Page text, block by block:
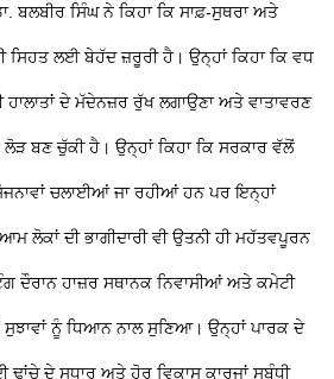
ਬਲਬੀਰ ਸਿੰਘ ਨੇ ਕਿਹਾ ਕਿ ਸਾਫ਼-ਸੁਥਰਾ ਅਤੇ
ਸਿਹਤ ਲਈ ਬੇਹੱਦ ਜ਼ਰੂਰੀ ਹੈ। ਉਨ੍ਹਾਂ ਕਿਹਾ ਕਿ ਵਧ
ਦੇ ਮੱਦੇਨਜ਼ਰ ਰੁੱਖ ਲਗਾਉਣਾ ਅਤੇ ਵਾਤਾਵਰਣ
ਬਣ ਚੁੱਕੀ ਹੈ। ਉਨ੍ਹਾਂ ਕਿਹਾ ਕਿ ਸਰਕਾਰ ਵੱਲੋਂ
ਚਲਾਈਆਂ ਜਾ ਰਹੀਆਂ ਹਨ ਪਰ ਇਨ੍ਹਾਂ
ਲੋਕਾਂ ਦੀ ਭਾਗੀਦਾਰੀ ਵੀ ਉਤਨੀ ਹੀ ਮਹੱਤਵਪੂਰਨ
ਦੌਰਾਨ ਹਾਜ਼ਰ ਸਥਾਨਕ ਨਿਵਾਸੀਆਂ ਅਤੇ ਕਮੇਟੀ
ਨੂੰ ਧਿਆਨ ਨਾਲ ਸੁਣਿਆ। ਉਨ੍ਹਾਂ ਪਾਰਕ ਦੇ
ਦੇ ਸੁਧਾਰ ਅਤੇ ਹੋਰ ਵਿਕਾਸ ਕਾਰਜਾਂ ਸਬੰਧੀ